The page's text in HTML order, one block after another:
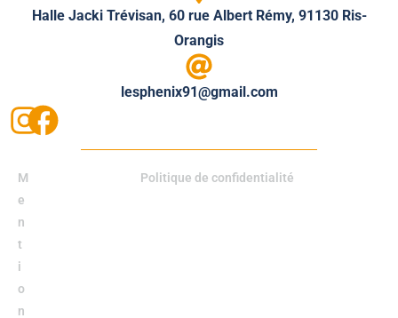
Halle Jacki Trévisan, 60 rue Albert Rémy, 91130 Ris-
Orangis
lesphenix91@gmail.com
M
e
n
t
i
o
n
Politique de confidentialité